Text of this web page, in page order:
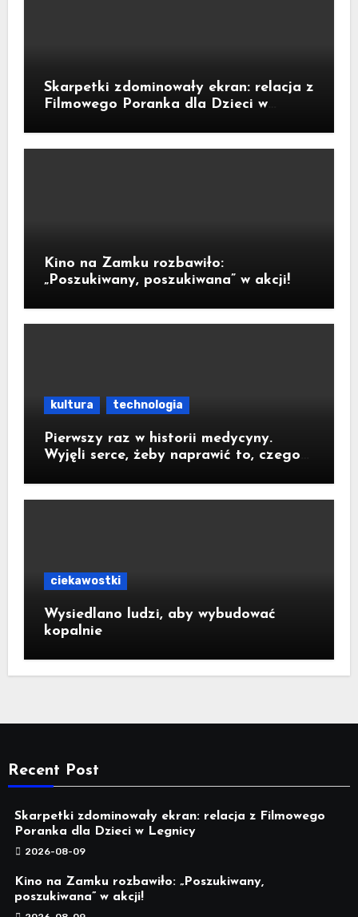
Skarpetki zdominowały ekran: relacja z
Filmowego Poranka dla Dzieci w
Kino na Zamku rozbawiło:
„Poszukiwany, poszukiwana” w akcji!
kultura technologia
Pierwszy raz w historii medycyny.
Wyjęli serce, żeby naprawić to, czego
piersiowej
ciekawostki
Wysiedlano ludzi, aby wybudować
kopalnie
Recent Post
Skarpetki zdominowały ekran: relacja z Filmowego
Poranka dla Dzieci w Legnicy
2026-08-09
Kino na Zamku rozbawiło: „Poszukiwany,
poszukiwana” w akcji!